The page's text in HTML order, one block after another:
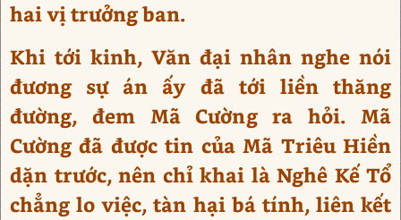
hai vị trưởng ban.
Khi tới kinh, Văn đại nhân nghe nói
đương sự án ấy đã tới liền thăng
đường, đem Mã Cường ra hỏi. Mã
Cường đã được tin của Mã Triêu Hiền
dặn trước, nên chỉ khai là Nghê Kế Tổ
chẳng lo việc, tàn hại bá tính, liên kết